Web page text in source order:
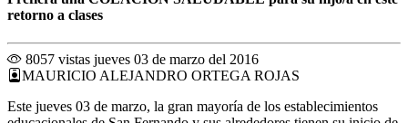
retorno a clases
8057 vistas jueves 03 de marzo del 2016
MAURICIO ALEJANDRO ORTEGA ROJAS
Este jueves 03 de marzo, la gran mayoría de los establecimientos